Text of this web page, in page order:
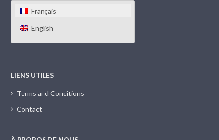
Français
English
LIENS UTILES
Terms and Conditions
Contact